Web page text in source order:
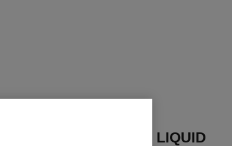
ROUGE ALLURE LIQUID